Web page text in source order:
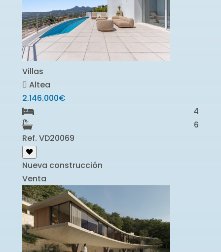
Villas
Altea
2.146.000€
4
6
Ref. VD20069
Nueva construcción
Venta